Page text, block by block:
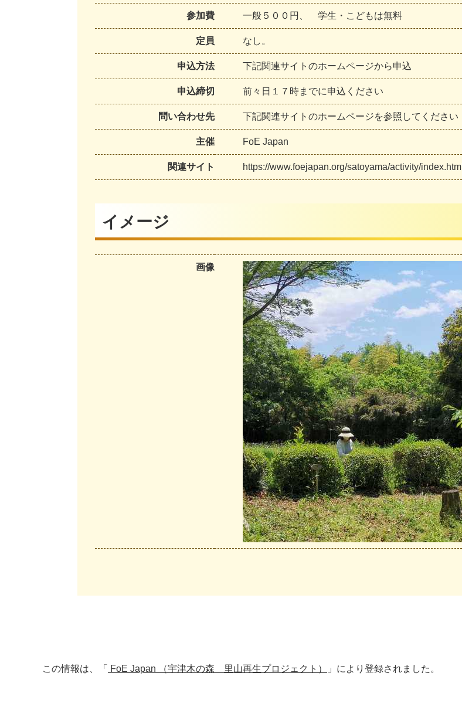
参加費 一般 ５ ０ ０ 円 、 学生 ・ こ どもは無料
定員 な し。
申込方法 下記関連サイ ト のホームページから申込
申込締切 前々 日 １ ７ 時ま でに申込 く ださ い
問い合わせ先 下記関連サイ ト のホームページを参照 して く ださ い
主催 FoE Japan
関連サイト https://www.foejapan.org/satoyama/activity/index.htm
イメージ
画像
この情報は、「 FoE Japan （宇津木の森 里山再生プロジェクト） 」により登録されました。